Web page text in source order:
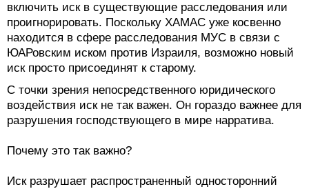
включить иск в существующие расследования или
проигнорировать. Поскольку ХАМАС уже косвенно
находится в сфере расследования МУС в связи с
ЮАРовским иском против Израиля, возможно новый
иск просто присоединят к старому.
С точки зрения непосредственного юридического
воздействия иск не так важен. Он гораздо важнее для
разрушения господствующего в мире нарратива.
Почему это так важно?
Иск разрушает распространенный односторонний